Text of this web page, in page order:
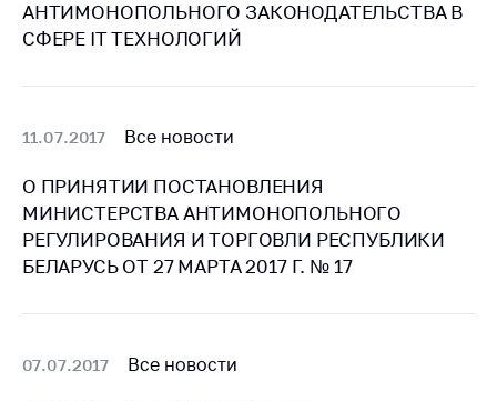
Общественное
Маркировка
Упрощение условий
ведения бизнеса
Рекомендации по
предотвращению
общественного
АНТИМОНОПОЛЬНОГО ЗАКОНОДАТЕЛЬСТВА В
СФЕРЕ IT ТЕХНОЛОГИЙ
11.07.2017 Все новости
О ПРИНЯТИИ ПОСТАНОВЛЕНИЯ
МИНИСТЕРСТВА АНТИМОНОПОЛЬНОГО
РЕГУЛИРОВАНИЯ И ТОРГОВЛИ РЕСПУБЛИКИ
БЕЛАРУСЬ ОТ 27 МАРТА 2017 Г. № 17
07.07.2017 Все новости